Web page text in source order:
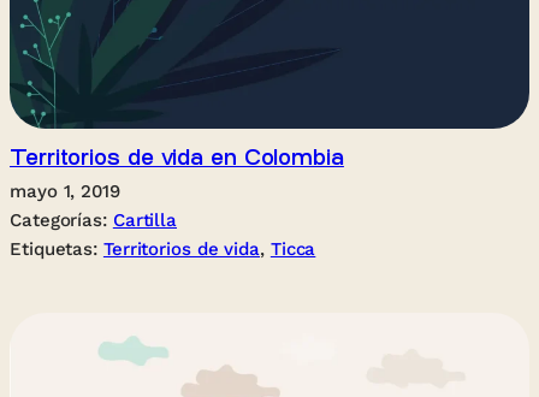
Territorios de vida en Colombia
mayo 1, 2019
Categorías: Cartilla
Etiquetas: Territorios de vida, Ticca